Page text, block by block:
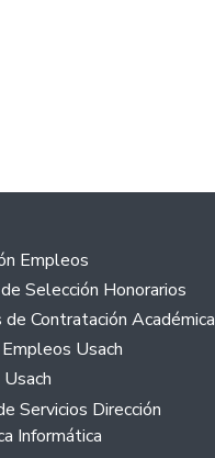
Empleos
Selección Honorarios
de Contratación Académica
Usach
Servicios Dirección
Informática